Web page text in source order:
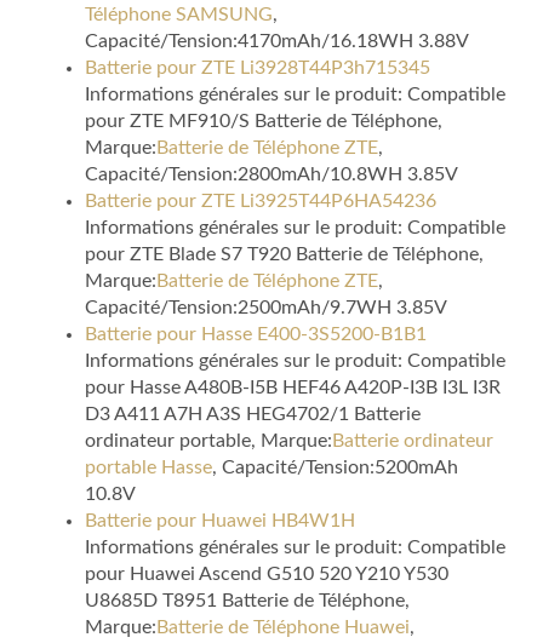
Téléphone SAMSUNG,
Capacité/Tension:4170mAh/16.18WH 3.88V
Batterie pour ZTE Li3928T44P3h715345
Informations générales sur le produit: Compatible
pour ZTE MF910/S Batterie de Téléphone,
Marque: Batterie de Téléphone ZTE,
Capacité/Tension:2800mAh/10.8WH 3.85V
Batterie pour ZTE Li3925T44P6HA54236
Informations générales sur le produit: Compatible
pour ZTE Blade S7 T920 Batterie de Téléphone,
Marque: Batterie de Téléphone ZTE,
Capacité/Tension:2500mAh/9.7WH 3.85V
Batterie pour Hasse E400-3S5200-B1B1
Informations générales sur le produit: Compatible
pour Hasse A480B-I5B HEF46 A420P-I3B I3L I3R
D3 A411 A7H A3S HEG4702/1 Batterie
ordinateur portable, Marque: Batterie ordinateur
portable Hasse, Capacité/Tension:5200mAh
10.8V
Batterie pour Huawei HB4W1H
Informations générales sur le produit: Compatible
pour Huawei Ascend G510 520 Y210 Y530
U8685D T8951 Batterie de Téléphone,
Marque: Batterie de Téléphone Huawei,